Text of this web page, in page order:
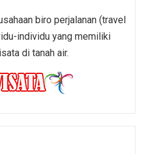
biro perjalanan (travel
individu yang memiliki
di tanah air.